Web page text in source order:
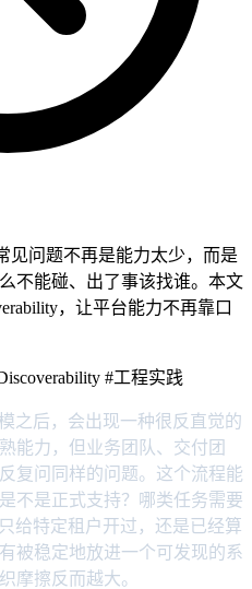
见问题不再是能力太少，而是
不能碰、出了事该找谁。本文
，让平台能力不再靠口
#工程实践
之后，会出现一种很反直觉的
能力，但业务团队、交付团
复问同样的问题。这个流程能
不是正式支持？哪类任务需要
给特定租户开过，还是已经算
被稳定地放进一个可发现的系
摩擦反而越大。